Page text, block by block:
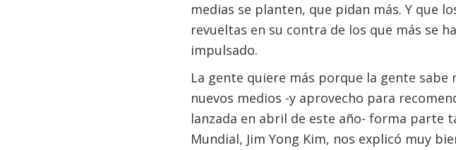
medias se planten, que pidan más. Y que
revueltas en su contra de los que más se
impulsado.
La gente quiere más porque la gente
nuevos medios -y aprovecho para
lanzada en abril de este año- forma parte
Mundial, Jim Yong Kim, nos explicó muy